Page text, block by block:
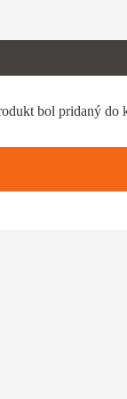
bol pridaný do